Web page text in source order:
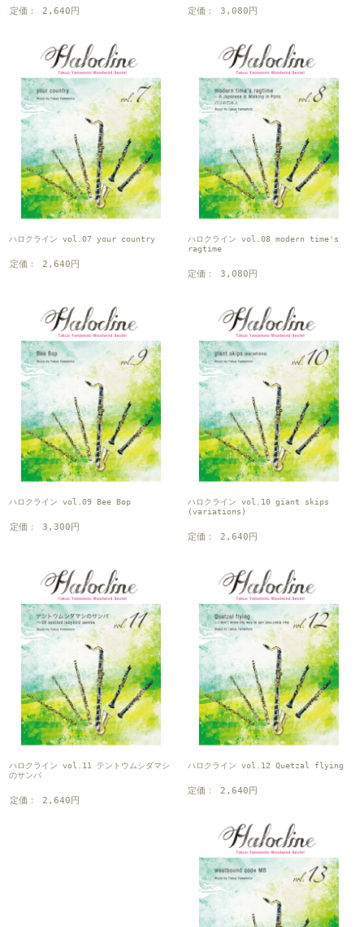
定価： 2,640円 定価： 3,080円
ハロクライン vol.07 your country
定価： 2,640円
ハロクライン vol.08 modern time's
ragtime
定価： 3,080円
ハロクライン vol.09 Bee Bop
定価： 3,300円
ハロクライン vol.10 giant skips
(variations)
定価： 2,640円
ハロクライン vol.11 テントウムシダマシ
のサンバ
定価： 2,640円
ハロクライン vol.12 Quetzal flying
定価： 2,640円